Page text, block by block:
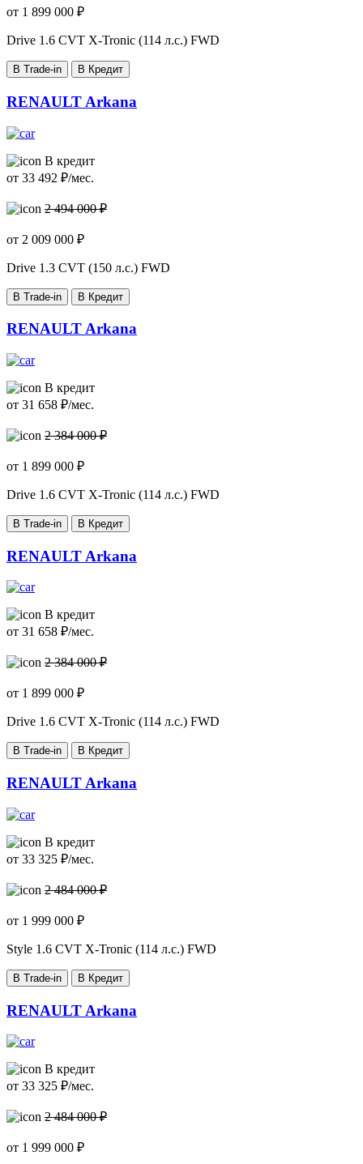
от 1 899 000 ₽
Drive 1.6 CVT X-Tronic (114 л.с.) FWD
В Trade-in В Кредит
RENAULT Arkana
В кредит
от 33 492 ₽/мес.
2 494 000 ₽
от 2 009 000 ₽
Drive 1.3 CVT (150 л.с.) FWD
В Trade-in В Кредит
RENAULT Arkana
В кредит
от 31 658 ₽/мес.
2 384 000 ₽
от 1 899 000 ₽
Drive 1.6 CVT X-Tronic (114 л.с.) FWD
В Trade-in В Кредит
RENAULT Arkana
В кредит
от 31 658 ₽/мес.
2 384 000 ₽
от 1 899 000 ₽
Drive 1.6 CVT X-Tronic (114 л.с.) FWD
В Trade-in В Кредит
RENAULT Arkana
В кредит
от 33 325 ₽/мес.
2 484 000 ₽
от 1 999 000 ₽
Style 1.6 CVT X-Tronic (114 л.с.) FWD
В Trade-in В Кредит
RENAULT Arkana
В кредит
от 33 325 ₽/мес.
2 484 000 ₽
от 1 999 000 ₽